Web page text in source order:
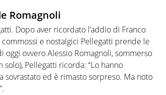
Romagnoli
Dopo aver ricordato l’addio di Franco
e nostalgici Pellegatti prende le
ovvero Alessio Romagnoli, sommerso
Pellegatti ricorda: “Lo hanno
sovrastato ed è rimasto sorpreso. Ma noto